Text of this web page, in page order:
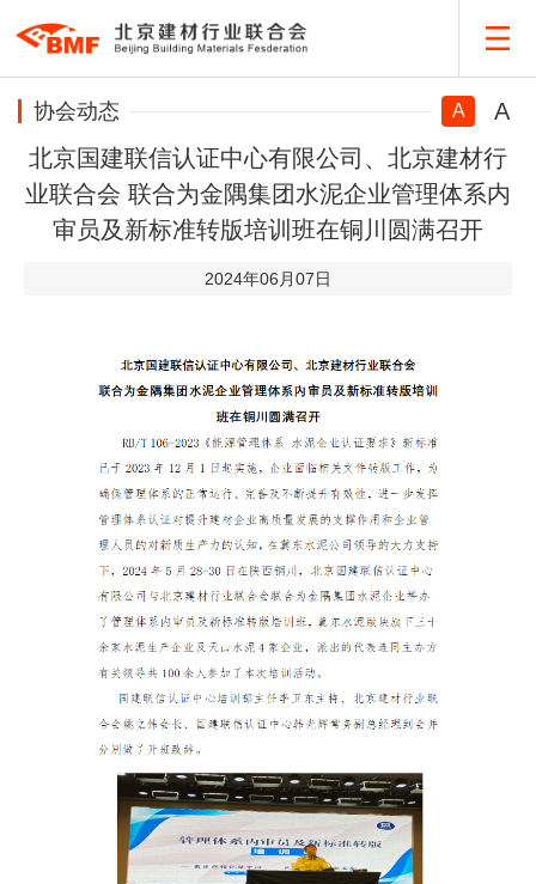
协会动态 A
A
北京国建联信认证中心有限公司、北京建材行
业联合会 联合为金隅集团水泥企业管理体系内
审员及新标准转版培训班在铜川圆满召开
2024年06月07日